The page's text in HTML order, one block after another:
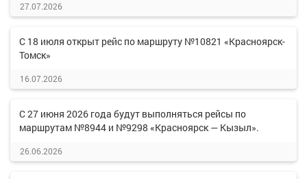
27.07.2026
С 18 июля открыт рейс по маршруту №10821 «Красноярск-
Томск»
16.07.2026
С 27 июня 2026 года будут выполняться рейсы по
маршрутам №8944 и №9298 «Красноярск — Кызыл».
26.06.2026